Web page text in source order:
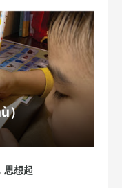
）
思想起